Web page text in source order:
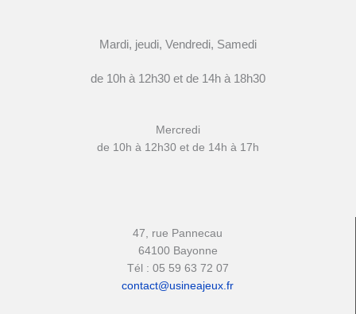
Mardi, jeudi, Vendredi, Samedi
de 10h à 12h30 et de 14h à 18h30
Mercredi
de 10h à 12h30 et de 14h à 17h
47, rue Pannecau
64100 Bayonne
Tél : 05 59 63 72 07
contact@usineajeux.fr